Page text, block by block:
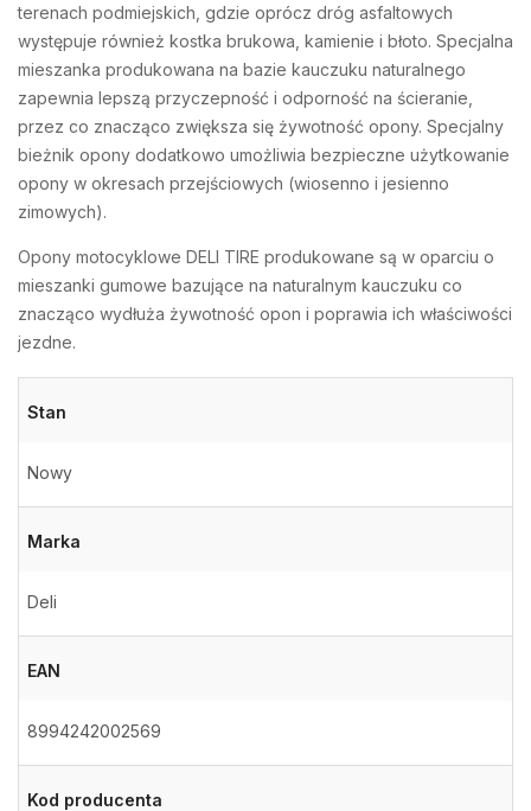
terenach podmiejskich, gdzie oprócz dróg asfaltowych
występuje również kostka brukowa, kamienie i błoto. Specjalna
mieszanka produkowana na bazie kauczuku naturalnego
zapewnia lepszą przyczepność i odporność na ścieranie,
przez co znacząco zwiększa się żywotność opony. Specjalny
bieżnik opony dodatkowo umożliwia bezpieczne użytkowanie
opony w okresach przejściowych (wiosenno i jesienno
zimowych).
Opony motocyklowe DELI TIRE produkowane są w oparciu o
mieszanki gumowe bazujące na naturalnym kauczuku co
znacząco wydłuża żywotność opon i poprawia ich właściwości
jezdne.
Stan
Nowy
Marka
Deli
EAN
8994242002569
Kod producenta